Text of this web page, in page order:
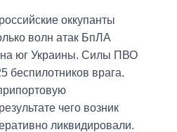
оккупанты
волн атак БпЛА
юг Украины. Силы ПВО
беспилотников врага.
чего возник
ликвидировали.